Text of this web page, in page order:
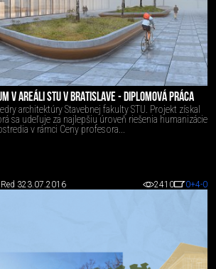
V AREÁLI STU V BRATISLAVE - DIPLOMOVÁ PRÁCA
architektúry Stavebnej fakulty STU. Projekt získal
sa udeľuje za najlepšiu úroveň riešenia humanizácie
v rámci Ceny profesora...
Red 323.07.2016 2410 0+4-0